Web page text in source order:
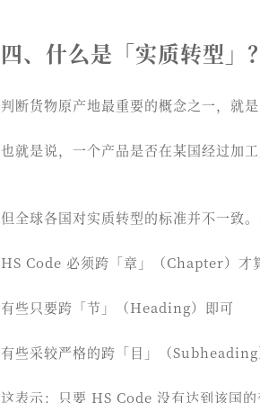
四、什么是「实质转型」
判断货物原产地最重要的概念之一，
也就是说，一个产品是否在某国经过加工
但全球各国对实质转型的标准并不一致。
HS Code 必须跨「章」（Chapter）才
有些只要跨「节」（Heading）即可
有些采较严格的跨「目」（Subheading
这表示：只要 HS Code 没有达到该国